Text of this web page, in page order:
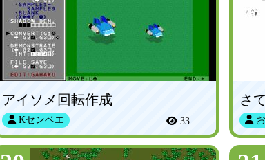
アイソメ回転作成
Kセンベエ 33
さ